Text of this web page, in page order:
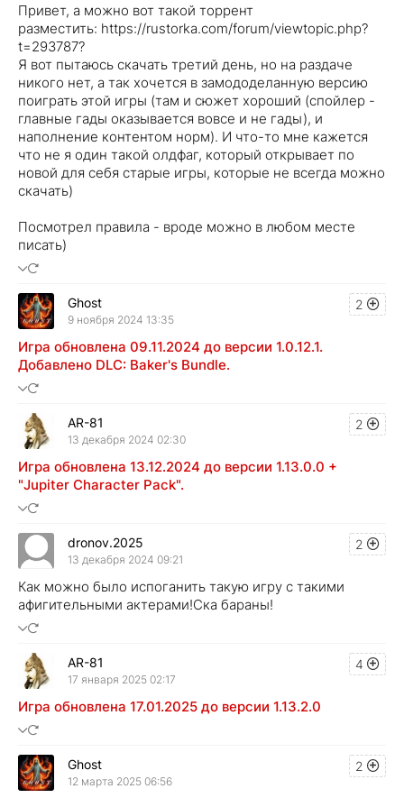
Привет, а можно вот такой торрент
разместить: https://rustorka.com/forum/viewtopic.php?
t=293787?
Я вот пытаюсь скачать третий день, но на раздаче
никого нет, а так хочется в замододеланную версию
поиграть этой игры (там и сюжет хороший (спойлер -
главные гады оказывается вовсе и не гады), и
наполнение контентом норм). И что-то мне кажется
что не я один такой олдфаг, который открывает по
новой для себя старые игры, которые не всегда можно
скачать)
Посмотрел правила - вроде можно в любом месте
писать)
2
Ghost
9 ноября 2024 13:35
Игра обновлена 09.11.2024 до версии 1.0.12.1.
Добавлено DLC: Baker's Bundle.
2
AR-81
13 декабря 2024 02:30
Игра обновлена 13.12.2024 до версии 1.13.0.0 +
"Jupiter Character Pack".
2
dronov.2025
13 декабря 2024 09:21
Как можно было испоганить такую игру с такими
афигительными актерами!Ска бараны!
4
AR-81
17 января 2025 02:17
Игра обновлена 17.01.2025 до версии 1.13.2.0
2
Ghost
12 марта 2025 06:56